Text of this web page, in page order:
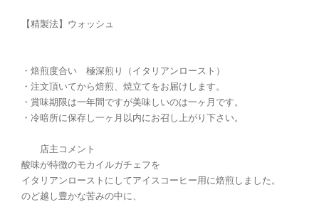
【精製法】ウォッシュ
・焙煎度合い 極深煎り（イタリアンロースト）
・注文頂いてから焙煎、焼立てをお届けします。
・賞味期限は一年間ですが美味しいのは一ヶ月です。
・冷暗所に保存し一ヶ月以内にお召し上がり下さい。
店主コメント
酸味が特徴のモカイルガチェフを
イタリアンローストにしてアイスコーヒー用に焙煎しました。
のど越し豊かな苦みの中に、